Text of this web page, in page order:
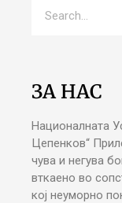
ЗА НАС
Националната
Цепенков“
чува и негува
вткаено во
кој неуморно